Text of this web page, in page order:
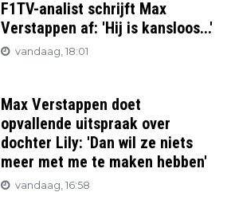
F1TV-analist schrijft Max
Verstappen af: 'Hij is kansloos...'
vandaag, 18:01
Max Verstappen doet
opvallende uitspraak over
dochter Lily: 'Dan wil ze niets
meer met me te maken hebben'
vandaag, 16:58